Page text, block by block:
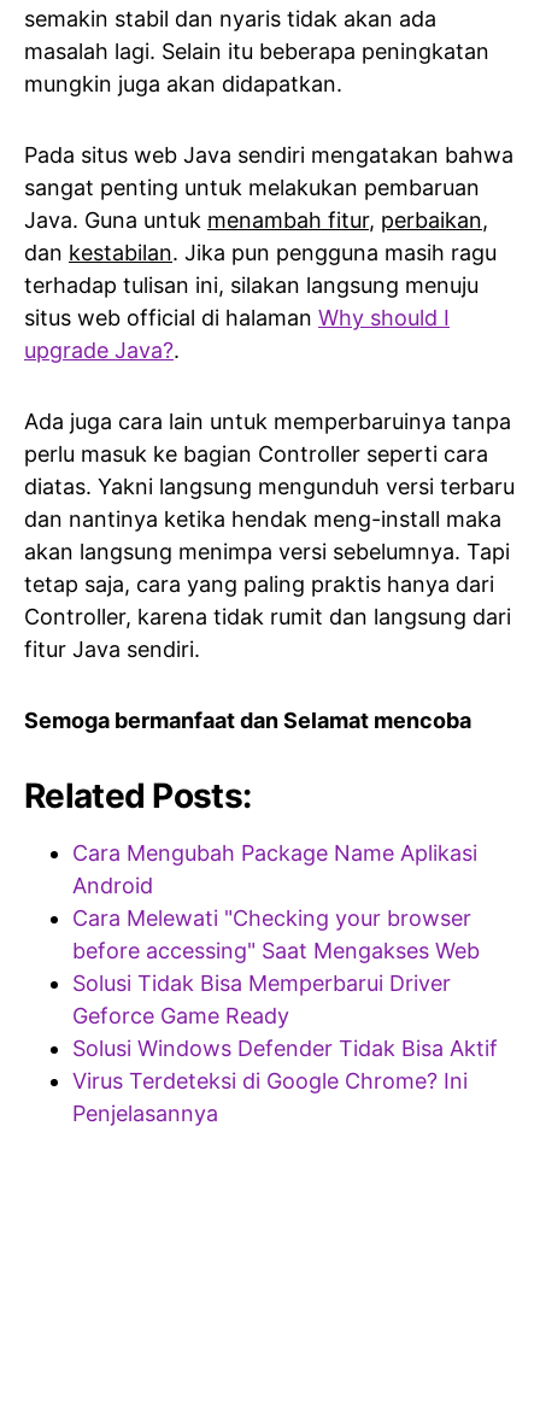
semakin stabil dan nyaris tidak akan ada
masalah lagi. Selain itu beberapa peningkatan
mungkin juga akan didapatkan.
Pada situs web Java sendiri mengatakan bahwa
sangat penting untuk melakukan pembaruan
Java. Guna untuk menambah fitur, perbaikan,
dan kestabilan. Jika pun pengguna masih ragu
terhadap tulisan ini, silakan langsung menuju
situs web official di halaman Why should I
upgrade Java?.
Ada juga cara lain untuk memperbaruinya tanpa
perlu masuk ke bagian Controller seperti cara
diatas. Yakni langsung mengunduh versi terbaru
dan nantinya ketika hendak meng-install maka
akan langsung menimpa versi sebelumnya. Tapi
tetap saja, cara yang paling praktis hanya dari
Controller, karena tidak rumit dan langsung dari
fitur Java sendiri.
Semoga bermanfaat dan Selamat mencoba
Related Posts:
Cara Mengubah Package Name Aplikasi
Android
Cara Melewati "Checking your browser
before accessing" Saat Mengakses Web
Solusi Tidak Bisa Memperbarui Driver
Geforce Game Ready
Solusi Windows Defender Tidak Bisa Aktif
Virus Terdeteksi di Google Chrome? Ini
Penjelasannya